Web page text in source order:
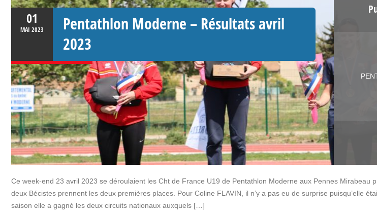
01
MAI 2023
Pentathlon Moderne – Résultats avril
2023
Ce week-end 23 avril 2023 se déroulaient les Cht de France U19 de Pentathlon Moderne aux Pennes Mirabeau
deux Bécistes prennent les deux premières places. Pour Coline FLAVIN, il n’y a pas eu de surprise puisqu’elle
saison elle a gagné les deux circuits nationaux auxquels […]